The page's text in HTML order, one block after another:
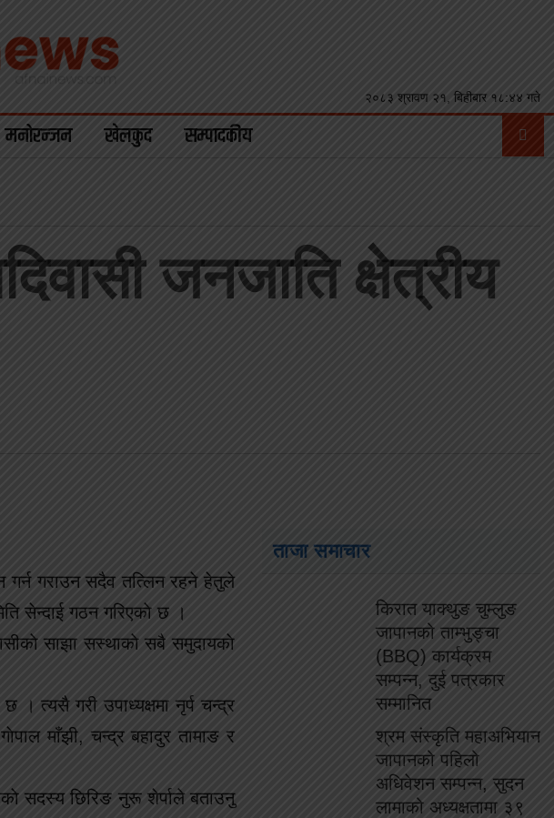
२०८३ श्रावण २१, बिहीबार १८:४४ गते
मनोरन्जन खेलकुद सम्पादकीय
जनजाति क्षेत्रीय
गर्न गराउन सदैव तत्लिन रहने हेतुले
सेन्दाई गठन गरिएकाे छ ।
साझा सस्थाकाे सबै समुदायकाे
। त्यसै गरी उपाध्यक्षमा नृर्प चन्द्र
माँझी, चन्द्र बहादुर तामाङ र
सदस्य छिरिङ नुरू शेर्पाले बताउनु
ताजा समाचार
किरात याक्थुङ चुम्लुङ
जापानको ताम्भुङ्चा
(BBQ) कार्यक्रम
सम्पन्न, दुई पत्रकार
सम्मानित
श्रम संस्कृति महाअभियान
जापानको पहिलो
अधिवेशन सम्पन्न, सुदन
लामाको अध्यक्षतामा ३९